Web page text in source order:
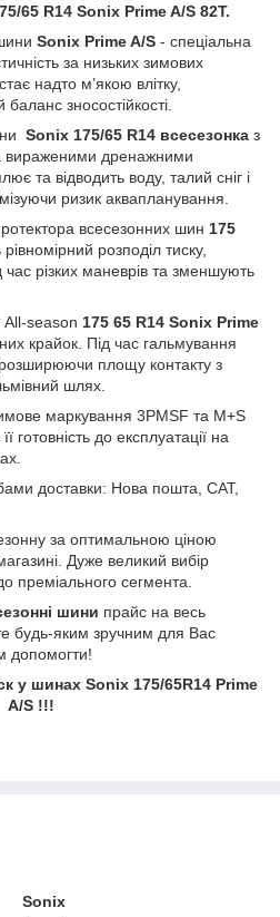
65 R14 Sonix Prime A/S 82T.
Sonix Prime A/S - спеціальна
за низьких зимових
надто м’якою влітку,
зносостійкості.
Sonix 175/65 R14 всесезонка з
дренажними
та відводить воду, талий сніг і
ризик аквапланування.
всесезонних шин 175
розподіл тиску,
час різких маневрів та зменшують
season 175 65 R14 Sonix Prime
крайок. Під час гальмування
площу контакту з
шлях.
маркування 3PMSF та M+S
готовність до експлуатації на
доставки: Нова пошта, САТ,
за оптимальною ціною
Дуже великий вибір
преміального сегмента.
шини прайс на весь
будь-яким зручним для Вас
допомогти!
у шинах Sonix 175/65R14 Prime
A/S !!!
Sonix